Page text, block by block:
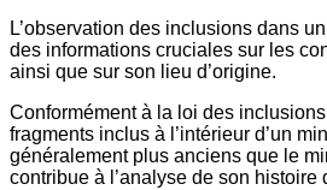
L’observation des inclusions dans
des informations cruciales sur les
ainsi que sur son lieu d’origine.
Conformément à la loi des
fragments inclus à l’intérieur d’un
généralement plus anciens que le
contribue à l’analyse de son histoire